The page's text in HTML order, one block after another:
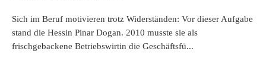
Sich im Beruf motivieren trotz Widerständen: Vor dieser Aufgabe
stand die Hessin Pinar Dogan. 2010 musste sie als
frischgebackene Betriebswirtin die Geschäftsfü...